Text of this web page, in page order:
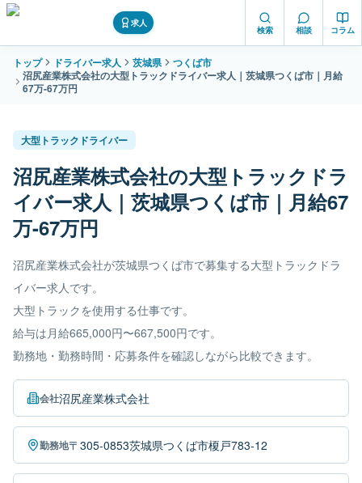
求人
検索 相談 コラム
トップ ドライバー求人 茨城県
つくば市
沼尻産業株式会社の大型トラックドライバー求人｜茨城県つくば市｜月給
67万-67万円
大型トラックドライバー
沼尻産業株式会社の大型トラックドラ
イバー求人｜茨城県つくば市｜月給67
万-67万円
沼尻産業株式会社が茨城県つくば市で募集する大型トラックドラ
イバー求人です。
大型トラックを使用する仕事です。
給与は月給665,000円〜667,500円です。
勤務地・勤務時間・応募条件を確認しながら比較できます。
会社沼尻産業株式会社
勤務地〒305-0853茨城県つくば市榎戸783-12